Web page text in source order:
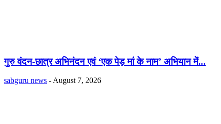
गुरु वंदन-छात्र अभिनंदन एवं ‘एक पेड़ मां के नाम’ अभियान में...
sabguru news - August 7, 2026